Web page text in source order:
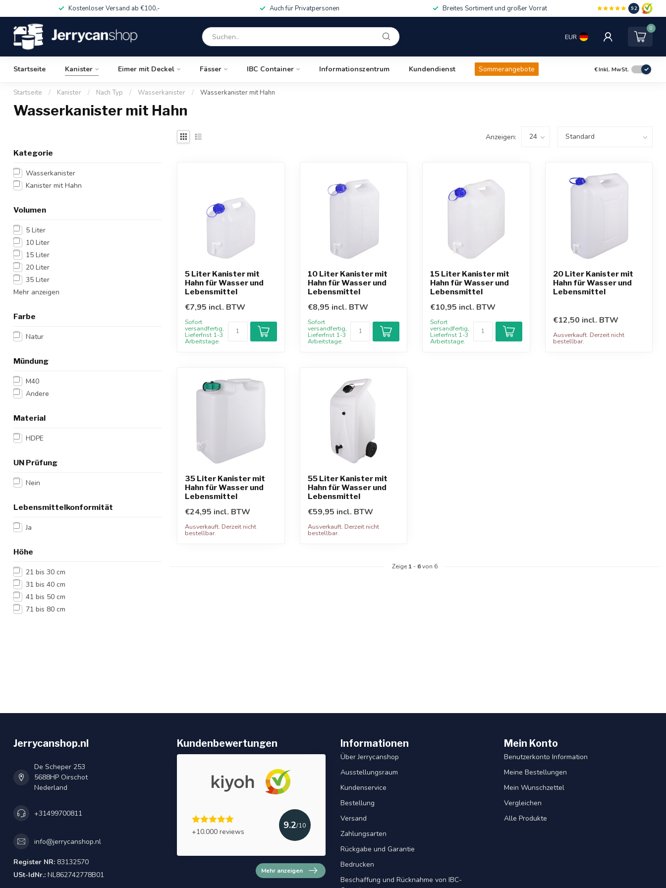
Kostenloser Versand ab €100,- Auch für Privatpersonen Breites Sortiment und großer Vorrat 9.2
EUR
0
Startseite Kanister Eimer mit Deckel Fässer IBC Container Informationszentrum Kundendienst Sommerangebote €Inkl. MwSt.
Startseite / Kanister / Nach Typ / Wasserkanister / Wasserkanister mit Hahn
Wasserkanister mit Hahn
Kategorie
Wasserkanister
Kanister mit Hahn
Volumen
5 Liter
10 Liter
15 Liter
20 Liter
35 Liter
Mehr anzeigen
Farbe
Natur
Mündung
M40
Andere
Material
HDPE
UN Prüfung
Nein
Lebensmittelkonformität
Ja
Höhe
21 bis 30 cm
31 bis 40 cm
41 bis 50 cm
71 bis 80 cm
Anzeigen:
5 Liter Kanister mit
Hahn für Wasser und
Lebensmittel
€7,95 incl. BTW
Sofort
versandfertig,
Lieferfrist 1-3
Arbeitstage.
10 Liter Kanister mit
Hahn für Wasser und
Lebensmittel
€8,95 incl. BTW
Sofort
versandfertig,
Lieferfrist 1-3
Arbeitstage.
15 Liter Kanister mit
Hahn für Wasser und
Lebensmittel
€10,95 incl. BTW
Sofort
versandfertig,
Lieferfrist 1-3
Arbeitstage.
20 Liter Kanister mit
Hahn für Wasser und
Lebensmittel
€12,50 incl. BTW
Ausverkauft. Derzeit nicht
bestellbar.
35 Liter Kanister mit
Hahn für Wasser und
Lebensmittel
€24,95 incl. BTW
Ausverkauft. Derzeit nicht
bestellbar.
55 Liter Kanister mit
Hahn für Wasser und
Lebensmittel
€59,95 incl. BTW
Ausverkauft. Derzeit nicht
bestellbar.
Zeige 1 - 6von 6
Jerrycanshop.nl
De Scheper 253
5688HP Oirschot
Nederland
+31499700811
info@jerrycanshop.nl
Register NR: 83132570
USt-IdNr.: NL862742778B01
Kundenbewertungen
+10.000 reviews
9.2/10
Mehr anzeigen
Informationen
Über Jerrycanshop
Ausstellungsraum
Kundenservice
Bestellung
Versand
Zahlungsarten
Rückgabe und Garantie
Bedrucken
Beschaffung und Rücknahme von IBC-
Mein Konto
Benutzerkonto Information
Meine Bestellungen
Mein Wunschzettel
Vergleichen
Alle Produkte